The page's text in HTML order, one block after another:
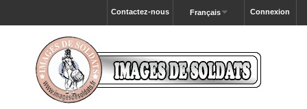
Connexion
Français
Contactez-nous